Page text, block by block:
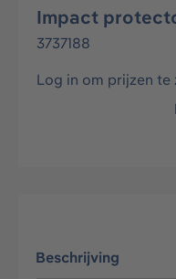
Impact
3737188
Log in om prijzen te
Beschrijving